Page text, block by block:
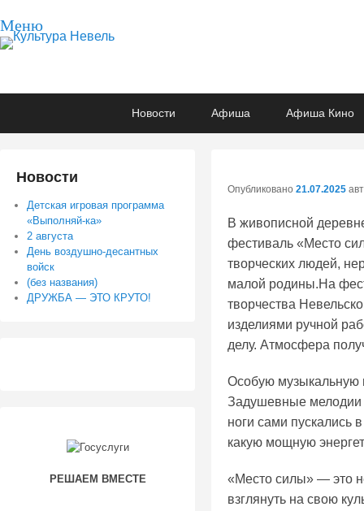
Меню
Культура Невель
Новости Афиша Афиша Кино
Опубликовано 21.07.2025
В живописной
фестиваль «Место
творческих людей,
малой родины.На
творчества
изделиями ручной
делу. Атмосфера
Особую музыкальную
Задушевные мелодии
ноги сами пускались
какую мощную
«Место силы» — это
взглянуть на свою
Новости
Детская игровая программа
«Выполняй-ка»
2 августа
День воздушно-десантных
войск
(без названия)
ДРУЖБА — ЭТО КРУТО!
РЕШАЕМ ВМЕСТЕ